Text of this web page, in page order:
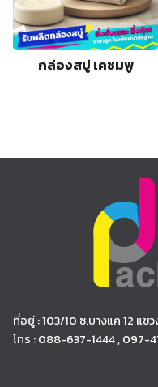
กล่องสบู่ เคชมพู
ที่อยู่ : 103/10 ซ.บางแค 12 แข
โทร : 088-637-1444 , 097-